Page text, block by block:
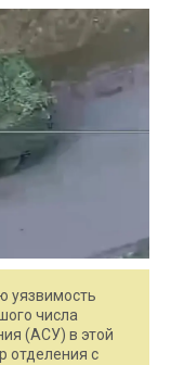
уязвимость
числа
(АСУ) в этой
отделения с